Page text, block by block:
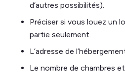
d’autres possibilités).
Préciser si vous louez un
partie seulement.
L’adresse de
Le nombre de chambres